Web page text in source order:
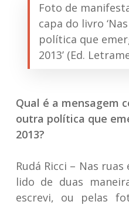
Foto de
capa do livro
política que
2013’ (Ed.
Qual é a mensagem
outra política que
2013?
Rudá Ricci – Nas ruas
lido de duas
escrevi, ou pelas